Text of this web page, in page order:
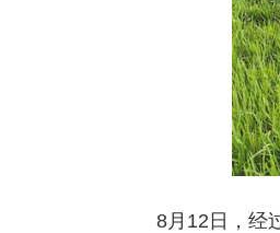
8月12日，经